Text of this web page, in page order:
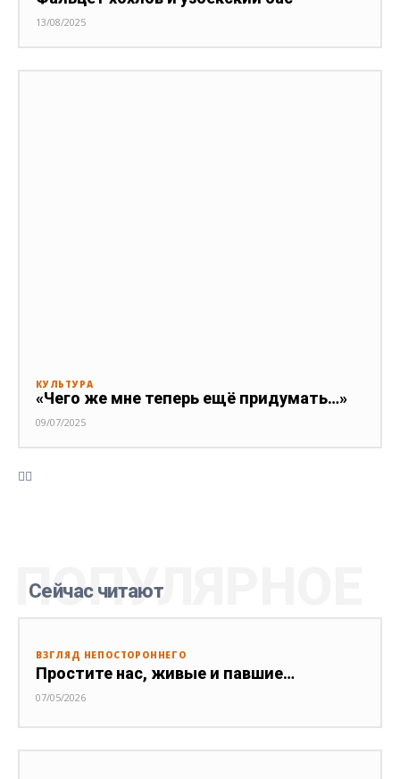
13/08/2025
КУЛЬТУРА
«Чего же мне теперь ещё придумать…»
09/07/2025
Сейчас читают
ПОПУЛЯРНОЕ
ВЗГЛЯД НЕПОСТОРОННЕГО
Простите нас, живые и павшие…
07/05/2026